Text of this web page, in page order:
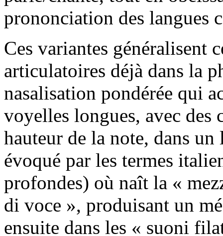
prononciation des langues
Ces variantes généralisent
articulatoires déjà dans la
nasalisation pondérée qui
voyelles longues, avec des
hauteur de la note, dans
évoqué par les termes
profondes) où naît la «
di voce », produisant un
ensuite dans les « suoni